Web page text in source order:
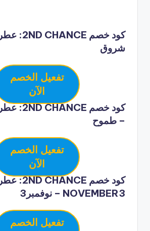
شروق
تفعيل الخصم
الآن
– طموح
تفعيل الخصم
الآن
كود خصم 2ND CHANCE: عطر
NOVEMBER3 – نوفمبر3
تفعيل الخصم